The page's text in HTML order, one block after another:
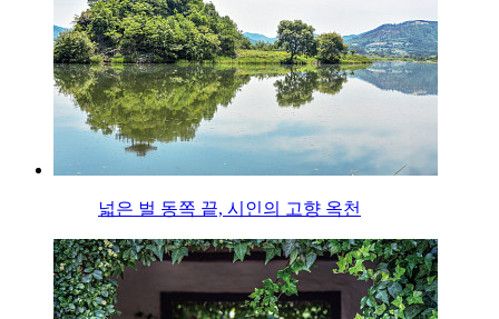
넓은 벌 동쪽 끝, 시인의 고향 옥천